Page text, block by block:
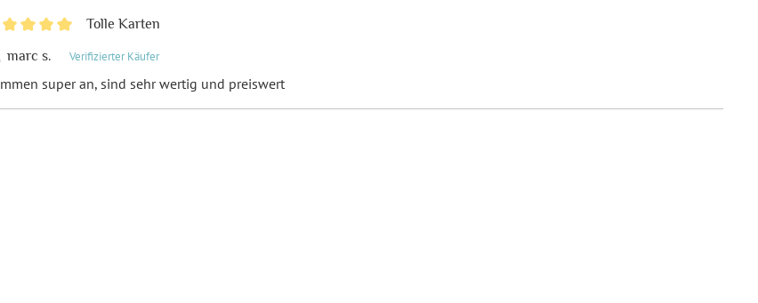
Tolle Karten
marc s.
Verifizierter Käufer
super an, sind sehr wertig und preiswert